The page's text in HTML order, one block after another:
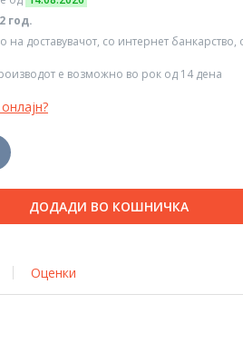
год.
на доставувачот, со интернет
е возможно во рок од 14 дена
ДОДАДИ ВО КОШНИЧКА
Оценки